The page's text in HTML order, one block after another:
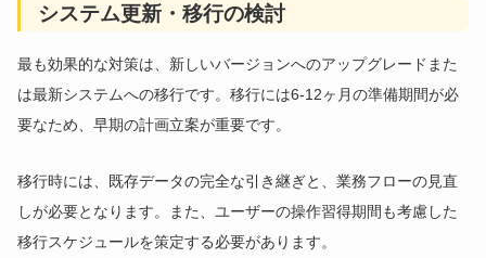
システム更新・移行の検討
最も効果的な対策は、新しいバージョンへのアップグレードまた
は最新システムへの移行です。移行には6-12ヶ月の準備期間が必
要なため、早期の計画立案が重要です。
移行時には、既存データの完全な引き継ぎと、業務フローの見直
しが必要となります。また、ユーザーの操作習得期間も考慮した
移行スケジュールを策定する必要があります。